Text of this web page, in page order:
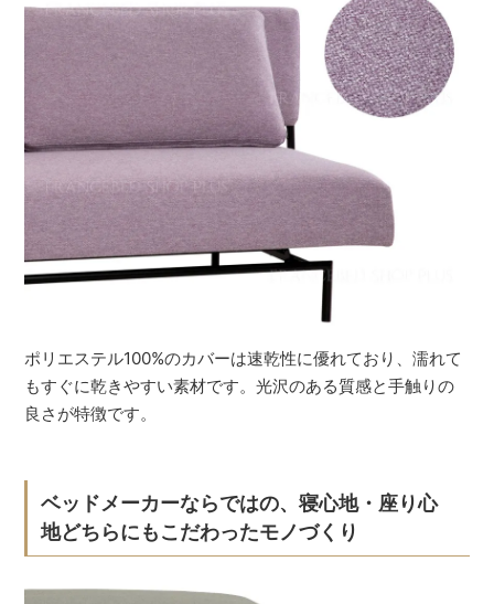
ポリエステル100%のカバーは速乾性に優れており、濡れて
もすぐに乾きやすい素材です。光沢のある質感と手触りの
良さが特徴です。
ベッドメーカーならではの、寝心地・座り心
地どちらにもこだわったモノづくり